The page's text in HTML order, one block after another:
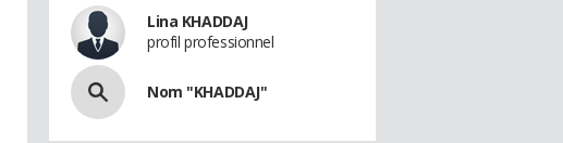
Lina KHADDAJ
profil professionnel
Nom "KHADDAJ"